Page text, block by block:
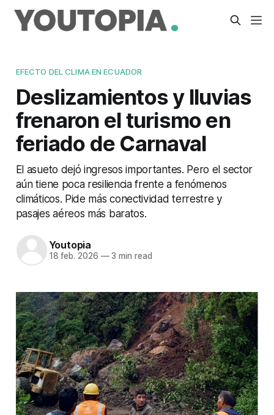
EFECTO DEL CLIMA EN ECUADOR
Deslizamientos y lluvias
frenaron el turismo en
feriado de Carnaval
El asueto dejó ingresos importantes. Pero el sector
aún tiene poca resiliencia frente a fenómenos
climáticos. Pide más conectividad terrestre y
pasajes aéreos más baratos.
Youtopia
18 feb. 2026 —3 min read